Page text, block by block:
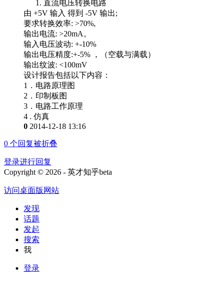
直流电压转换电路
由 +5V 输入 得到 -5V 输出;
要求转换效率: >70%,
输出电流: >20mA。
输入电压波动: +-10%
输出电压精度:+-5% ，（空载与满载）
输出纹波: <100mV
设计报告包括以下内容：
1．电路原理图
2．印制板图
3．电路工作原理
4 . 仿真
0 2014-12-18 13:16
0 个回复被折叠
登录进行回复
Copyright © 2026 - 英才知乎beta
访问桌面版网站
发现
话题
发起
搜索
我
登录